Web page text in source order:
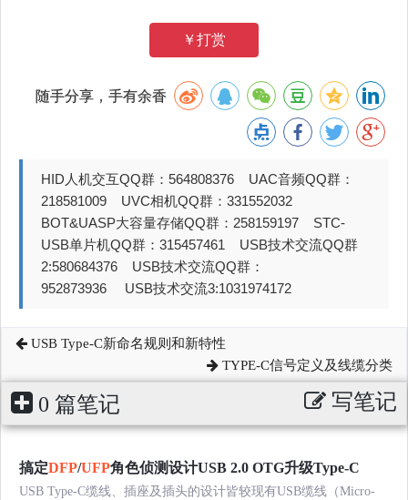
￥打赏
随手分享，手有余香
HID人机交互QQ群：564808376 UAC音频QQ群：
218581009 UVC相机QQ群：331552032
BOT&UASP大容量存储QQ群：258159197 STC-
USB单片机QQ群：315457461 USB技术交流QQ群
2:580684376 USB技术交流QQ群：
952873936 USB技术交流3:1031974172
USB Type-C新命名规则和新特性
TYPE-C信号定义及线缆分类
0 篇笔记 写笔记
搞定DFP/UFP角色侦测设计USB 2.0 OTG升级Type-C
USB Type-C缆线、插座及插头的设计皆较现有USB缆线（Micro-